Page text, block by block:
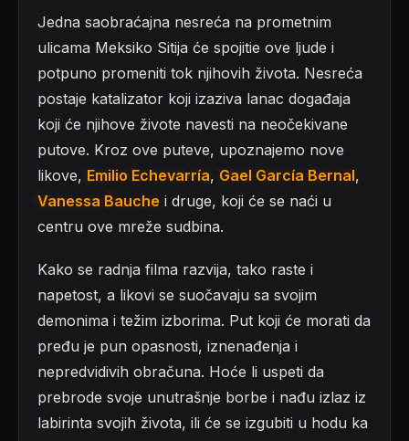
Jedna saobraćajna nesreća na prometnim
ulicama Meksiko Sitija će spojitie ove ljude i
potpuno promeniti tok njihovih života. Nesreća
postaje katalizator koji izaziva lanac događaja
koji će njihove živote navesti na neočekivane
putove. Kroz ove puteve, upoznajemo nove
likove, Emilio Echevarría, Gael García Bernal,
Vanessa Bauche i druge, koji će se naći u
centru ove mreže sudbina.
Kako se radnja filma razvija, tako raste i
napetost, a likovi se suočavaju sa svojim
demonima i težim izborima. Put koji će morati da
pređu je pun opasnosti, iznenađenja i
nepredvidivih obračuna. Hoće li uspeti da
prebrode svoje unutrašnje borbe i nađu izlaz iz
labirinta svojih života, ili će se izgubiti u hodu ka